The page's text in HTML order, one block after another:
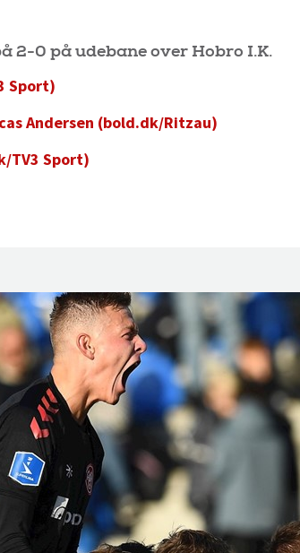
2-0 på udebane over Hobro I.K.
Sport)
Andersen (bold.dk/Ritzau)
TV3 Sport)